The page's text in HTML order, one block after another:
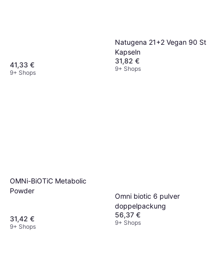
41,33 €
9+ Shops
Natugena 21+2 Vegan 90 St
Kapseln
31,82 €
9+ Shops
OMNi-BiOTiC Metabolic
Powder
31,42 €
9+ Shops
Omni biotic 6 pulver
doppelpackung
56,37 €
9+ Shops